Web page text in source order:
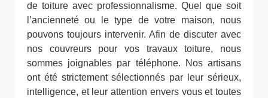
de toiture avec professionnalisme. Quel que soit
l’ancienneté ou le type de votre maison, nous
pouvons toujours intervenir. Afin de discuter avec
nos couvreurs pour vos travaux toiture, nous
sommes joignables par téléphone. Nos artisans
ont été strictement sélectionnés par leur sérieux,
intelligence, et leur attention envers vous et toutes